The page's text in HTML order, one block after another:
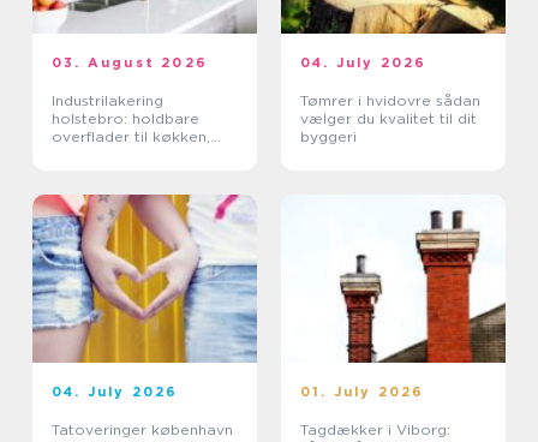
03. August 2026
Industrilakering
holstebro: holdbare
overflader til køkken,
04. July 2026
Tømrer i hvidovre sådan
vælger du kvalitet til dit
byggeri
04. July 2026
Tatoveringer københavn
01. July 2026
Tagdækker i Viborg: